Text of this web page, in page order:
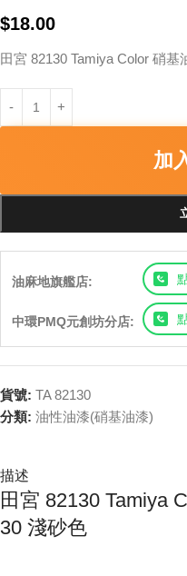
$18.00
田宮 82130 Tamiya Color 硝基
加
油麻地旗艦店:
中環PMQ元創坊分店:
貨號: TA 82130
分類: 油性油漆(硝基油漆)
描述
田宮 82130 Tamiya
30 淺砂色